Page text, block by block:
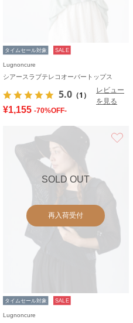
タイムセール対象 SALE
Lugnoncure
シアースラブテレコオーバートップス
5.0 （1）
レビュー
を見る
¥1,155 -70%OFF-
SOLD OUT
再入荷受付
タイムセール対象 SALE
Lugnoncure